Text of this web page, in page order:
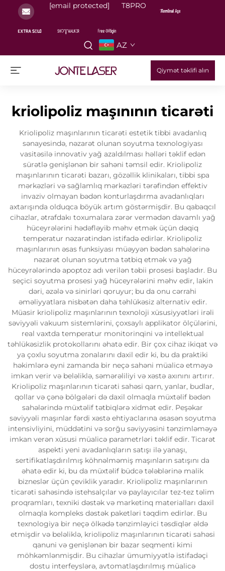
[email protected] T8PRO
AZ
Qiymət təklifi alın
kriolipoliz maşınının ticarəti
Kriolipoliz maşınlarının ticarəti estetik tibbi avadanlıq
sənayesində, nəzarət olunan soyutma texnologiyası
vasitəsilə innovativ yağ azaldılması həlləri təklif edən
sürətlə genişlənən bir sahəni təmsil edir. Kriolipoliz
maşınlarının ticarəti bazarı, gözəllik klinikaları, tibbi spa
mərkəzləri və sağlamlıq mərkəzləri tərəfindən effektiv
invaziv olmayan bədən konturlaşdırma avadanlıqları
axtarışında olduqca böyük artım göstərmişdir. Bu qabaqcıl
cihazlar, ətrafdakı toxumalara zərər vermədən davamlı yağ
hüceyrələrini hədəfləyib məhv etmək üçün dəqiq
temperatur nəzarətindən istifadə edirlər. Kriolipoliz
maşınlarının əsas funksiyası müəyyən bədən sahələrinə
nəzarət olunan soyutma tətbiq etmək və yağ
hüceyrələrində apoptoz adı verilən təbii prosesi başladır. Bu
seçici soyutma prosesi yağ hüceyrələrini məhv edir, lakin
dəri, əzələ və sinirləri qoruyur; bu da onu cərrahi
əməliyyatlara nisbətən daha təhlükəsiz alternativ edir.
Müasir kriolipoliz maşınlarının texnoloji xüsusiyyətləri irəli
səviyyəli vakuum sistemlərini, çoxsaylı applikator ölçülərini,
real vaxtda temperatur monitorinqini və intellektual
təhlükəsizlik protokollarını əhatə edir. Bir çox cihaz ikiqat və
ya çoxlu soyutma zonalarını daxil edir ki, bu da praktiki
həkimlərə eyni zamanda bir neçə sahəni müalicə etməyə
imkan verir və beləliklə, səmərəliliyi və xəstə axınını artırır.
Kriolipoliz maşınlarının ticarəti sahəsi qarn, yanlar, budlar,
qollar və çənə bölgələri də daxil olmaqla müxtəlif bədən
sahələrində müxtəlif tətbiqlərə xidmət edir. Peşəkar
səviyyəli maşınlar fərdi xəstə ehtiyaclarına əsasən soyutma
intensivliyini, müddətini və sorğu səviyyəsini tənzimləməyə
imkan verən xüsusi müalicə parametrləri təklif edir. Ticarət
aspekti yeni avadanlıqların satışı ilə yanaşı,
sertifikatlaşdırılmış köhnəlməmiş maşınların satışını da
əhatə edir ki, bu da müxtəlif büdcə tələblərinə malik
bizneslər üçün çeviklik yaradır. Kriolipoliz maşınlarının
ticarəti sahəsində istehsalçılar və paylayıcılar tez-tez təlim
proqramları, texniki dəstək və marketinq materialları daxil
olmaqla kompleks dəstək paketləri təqdim edirlər. Bu
texnologiya bir neçə ölkədə tənzimləyici təsdiqlər əldə
etmişdir və beləliklə, kriolipoliz maşınlarının ticarəti sahəsi
qanuni və genişlənən bir bazar seqmenti kimi
möhkəmlənmişdir. Bu cihazlar ümumiyyətlə istifadəçi
dostu interfeyslərə, avtomatlaşdırılmış müalicə